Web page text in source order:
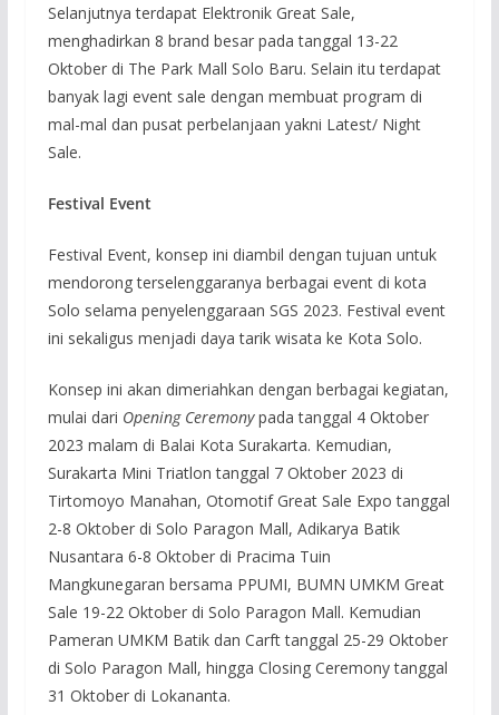
Selanjutnya terdapat Elektronik Great Sale,
menghadirkan 8 brand besar pada tanggal 13-22
Oktober di The Park Mall Solo Baru. Selain itu terdapat
banyak lagi event sale dengan membuat program di
mal-mal dan pusat perbelanjaan yakni Latest/ Night
Sale.
Festival Event
Festival Event, konsep ini diambil dengan tujuan untuk
mendorong terselenggaranya berbagai event di kota
Solo selama penyelenggaraan SGS 2023. Festival event
ini sekaligus menjadi daya tarik wisata ke Kota Solo.
Konsep ini akan dimeriahkan dengan berbagai kegiatan,
mulai dari Opening Ceremonypada tanggal 4 Oktober
2023 malam di Balai Kota Surakarta. Kemudian,
Surakarta Mini Triatlon tanggal 7 Oktober 2023 di
Tirtomoyo Manahan, Otomotif Great Sale Expo tanggal
2-8 Oktober di Solo Paragon Mall, Adikarya Batik
Nusantara 6-8 Oktober di Pracima Tuin
Mangkunegaran bersama PPUMI, BUMN UMKM Great
Sale 19-22 Oktober di Solo Paragon Mall. Kemudian
Pameran UMKM Batik dan Carft tanggal 25-29 Oktober
di Solo Paragon Mall, hingga Closing Ceremony tanggal
31 Oktober di Lokananta.